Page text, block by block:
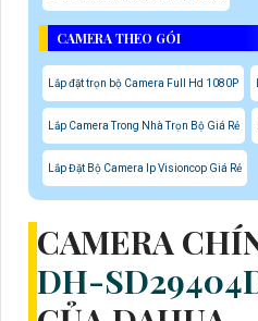
CAMERA THEO GÓI
Lắp đặt trọn bộ Camera Full Hd 1080P
Lắp Camera Trong Nhà Trọn Bộ Giá Rẻ
Lắp Đặt Bộ Camera Ip Visioncop Giá Rẻ
CAMERA
DH-